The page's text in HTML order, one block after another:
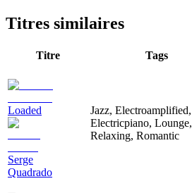
Titres similaires
Titre Tags
Loaded
Serge
Quadrado
Jazz, Electroamplified,
Electricpiano, Lounge,
Relaxing, Romantic